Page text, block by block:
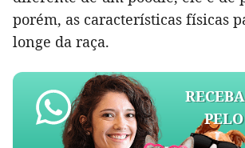
porém, as características físicas
longe da raça.